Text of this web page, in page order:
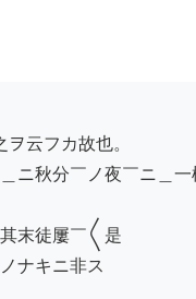
秋分￣ノ夜￣ニ＿
末徒屢￣〱是
ナキニ非ス